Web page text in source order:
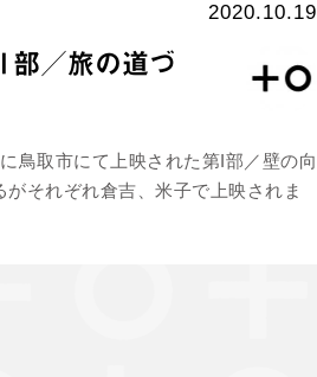
2020.10.19
／旅の道づ
鳥取市にて上映された第I部／壁の向
それぞれ倉吉、米子で上映されま